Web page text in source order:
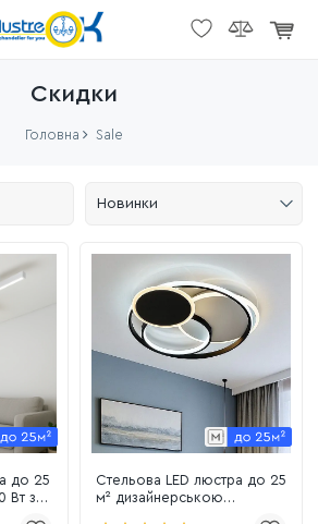
Скидки
Головна Sale
Новинки
до 25
Вт з
Стельова LED люстра до 25
м² дизайнерською